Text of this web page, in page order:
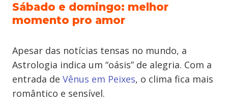
Sábado e domingo: melhor
momento pro amor
Apesar das notícias tensas no mundo, a
Astrologia indica um “oásis” de alegria. Com a
entrada de Vênus em Peixes, o clima fica mais
romântico e sensível.